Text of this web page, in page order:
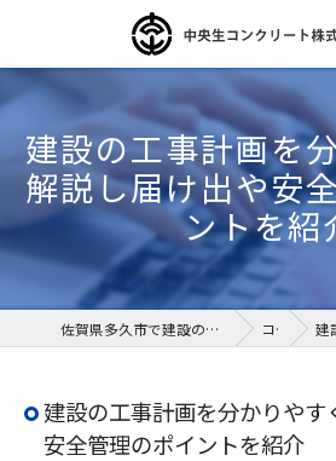
建設の工事計画を
解説し届け出や安
ントを紹
佐賀県多久市で建設の求人なら中央生コンクリート株式会社 コラム 建設の
建設の工事計画を分かりやす
安全管理のポイントを紹介